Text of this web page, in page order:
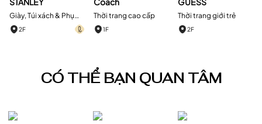
Giày, Túi xách & Phụ
kiện2F
Thời trang cao cấp
1F
Thời trang giới trẻ
2F
CÓ THỂ BẠN QUAN TÂM